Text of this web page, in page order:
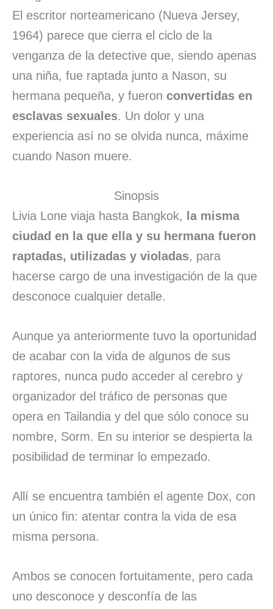
El escritor norteamericano (Nueva Jersey,
1964) parece que cierra el ciclo de la
venganza de la detective que, siendo apenas
una niña, fue raptada junto a Nason, su
hermana pequeña, y fueron convertidas en
esclavas sexuales. Un dolor y una
experiencia así no se olvida nunca, máxime
cuando Nason muere.
Sinopsis
Livia Lone viaja hasta Bangkok,
la misma
ciudad en la que ella y su hermana fueron
raptadas, utilizadas y violadas, para
hacerse cargo de una investigación de la que
desconoce cualquier detalle.
Aunque ya anteriormente tuvo la oportunidad
de acabar con la vida de algunos de sus
raptores, nunca pudo acceder al cerebro y
organizador del tráfico de personas que
opera en Tailandia y del que sólo conoce su
nombre, Sorm. En su interior se despierta la
posibilidad de terminar lo empezado.
Allí se encuentra también el agente Dox, con
un único fin: atentar contra la vida de esa
misma persona.
Ambos se conocen fortuitamente, pero cada
uno desconoce y desconfía de las